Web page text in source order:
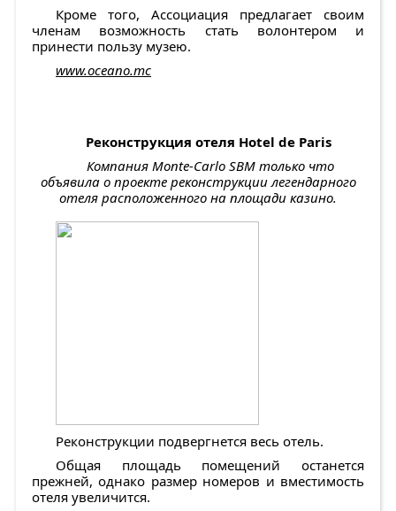
Кроме того, Ассоциация предлагает своим
членам возможность стать волонтером и
принести пользу музею.
www.oceano.mc
Реконструкция отеля Hotel de Paris
Компания Monte-Carlo SBMтолько что
объявила о проекте реконструкции легендарного
отеля расположенного на площади казино.
Реконструкции подвергнется весь отель.
Общая площадь помещений останется
прежней, однако размер номеров и вместимость
отеля увеличится.